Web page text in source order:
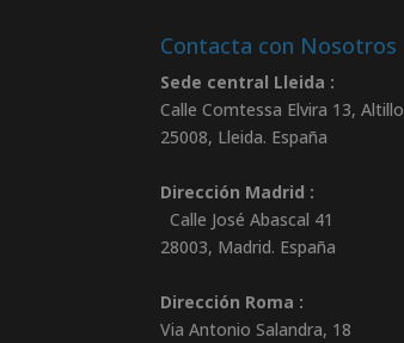
Contacta con Nosotros
Sede central Lleida :
Calle Comtessa Elvira 13, Altillo
25008, Lleida. España
Dirección Madrid :
Calle José Abascal 41
28003, Madrid. España
Dirección Roma :
Via Antonio Salandra, 18